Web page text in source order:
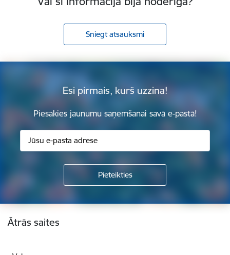
Sniegt atsauksmi
Esi pirmais, kurš uzzina!
Piesakies jaunumu saņemšanai savā e-pastā!
Kājene
Ātrās saites